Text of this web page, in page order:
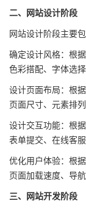
二、网站设计阶段
网站设计阶段主要包
确定设计风格：根
色彩搭配、字体选
设计页面布局：根
页面尺寸、元素排
设计交互功能：根
表单提交、在线客
优化用户体验：根
页面加载速度、导
三、网站开发阶段